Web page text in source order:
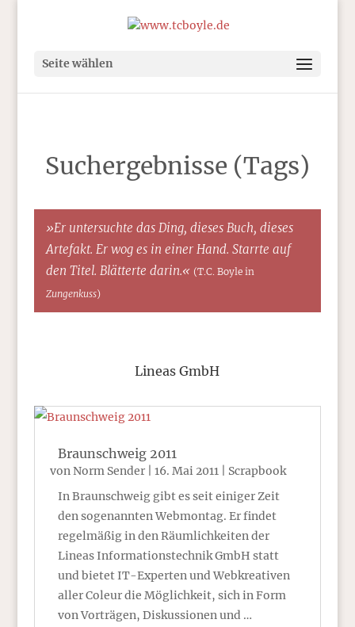
Seite wählen
Suchergebnisse (Tags)
»Er untersuchte das Ding, dieses Buch, dieses
Artefakt. Er wog es in einer Hand. Starrte auf
den Titel. Blätterte darin.« (T.C. Boyle in
Zungenkuss)
Lineas GmbH
Braunschweig 2011
vonNorm Sender| 16. Mai 2011| Scrapbook
In Braunschweig gibt es seit einiger Zeit
den sogenannten Webmontag. Er findet
regelmäßig in den Räumlichkeiten der
Lineas Informationstechnik GmbH statt
und bietet IT-Experten und Webkreativen
aller Coleur die Möglichkeit, sich in Form
von Vorträgen, Diskussionen und …